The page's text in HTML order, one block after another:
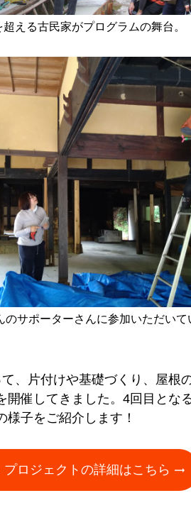
える古民家がプログラムの舞台。
のサポーターさんに参加いただいて
、片付けや基礎づくり、屋根
開催してきました。4回目とな
様子をご紹介します！
プロジェクトの詳細はこちら